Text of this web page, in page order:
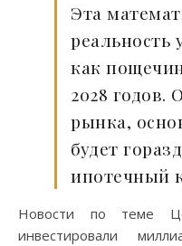
Эта
реальность
как
2028 годов.
рынка,
будет
ипотечный
Новости по теме
инвестировали